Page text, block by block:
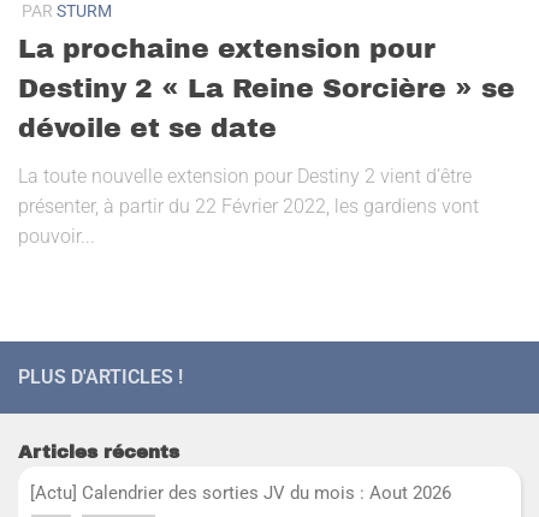
PAR STURM
La prochaine extension pour
Destiny 2 « La Reine Sorcière » se
dévoile et se date
La toute nouvelle extension pour Destiny 2 vient d’être
présenter, à partir du 22 Février 2022, les gardiens vont
pouvoir...
PLUS D'ARTICLES !
Articles récents
[Actu] Calendrier des sorties JV du mois : Aout 2026